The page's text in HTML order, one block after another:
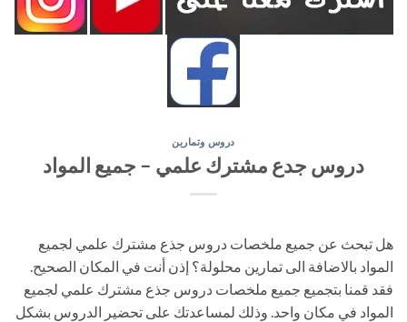
دروس وتمارين
دروس جدع مشترك علمي – جميع المواد
هل تبحث عن جميع ملخصات دروس جذع مشترك علمي لجميع
المواد بالاضافة الى تمارين محلولة؟ إذن أنت في المكان الصحيح.
فقد قمنا بتجميع جميع ملخصات دروس جذع مشترك علمي لجميع
المواد في مكان واحد. وذلك لمساعدتك على تحضير الدروس بشكل